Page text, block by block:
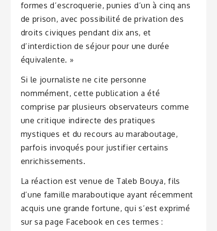
formes d’escroquerie, punies d’un à cinq ans
de prison, avec possibilité de privation des
droits civiques pendant dix ans, et
d’interdiction de séjour pour une durée
équivalente. »
Si le journaliste ne cite personne
nommément, cette publication a été
comprise par plusieurs observateurs comme
une critique indirecte des pratiques
mystiques et du recours au maraboutage,
parfois invoqués pour justifier certains
enrichissements.
La réaction est venue de Taleb Bouya, fils
d’une famille maraboutique ayant récemment
acquis une grande fortune, qui s’est exprimé
sur sa page Facebook en ces termes :